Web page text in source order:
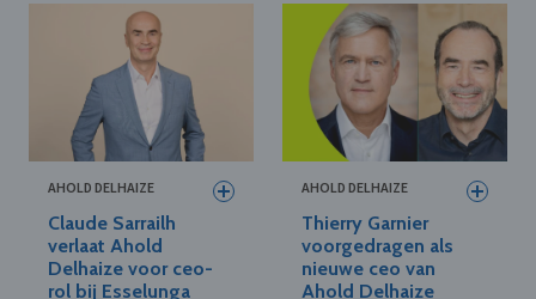
AHOLD DELHAIZE
Claude Sarrailh
verlaat Ahold
Delhaize voor ceo-
rol bij Esselunga
AHOLD DELHAIZE
Thierry Garnier
voorgedragen als
nieuwe ceo van
Ahold Delhaize